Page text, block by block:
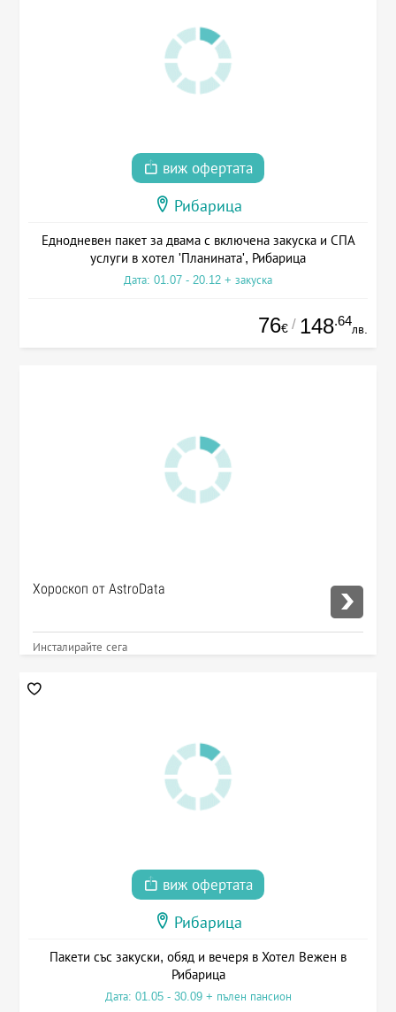
виж офертата
Рибарица
Еднодневен пакет за двама с включена закуска и СПА
услуги в хотел 'Планината', Рибарица
Дата: 01.07 - 20.12 + закуска
76€ / 148.64
лв.
Хороскоп от AstroData
Инсталирайте сега
виж офертата
Рибарица
Пакети със закуски, обяд и вечеря в Хотел Вежен в
Рибарица
Дата: 01.05 - 30.09 + пълен пансион